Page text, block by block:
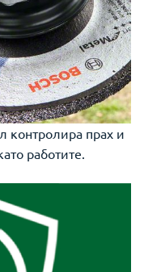
контролира прах и
работите.